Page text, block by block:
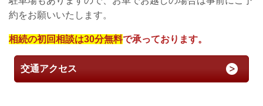
約をお願いいたします。
相続の初回相談は30分無料で承っております。
交通アクセス